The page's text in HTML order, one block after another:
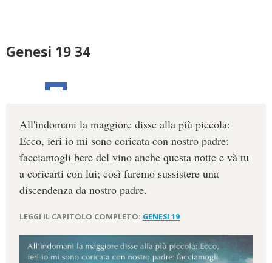
Genesi 19 34
All'indomani la maggiore disse alla più piccola:
Ecco, ieri io mi sono coricata con nostro padre:
facciamogli bere del vino anche questa notte e và tu
a coricarti con lui; così faremo sussistere una
discendenza da nostro padre.
LEGGI IL CAPITOLO COMPLETO: GENESI 19